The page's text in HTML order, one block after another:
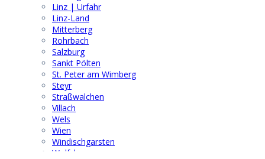
Linz | Urfahr
Linz-Land
Mitterberg
Rohrbach
Salzburg
Sankt Pölten
St. Peter am Wimberg
Steyr
Straßwalchen
Villach
Wels
Wien
Windischgarsten
Wolfsberg